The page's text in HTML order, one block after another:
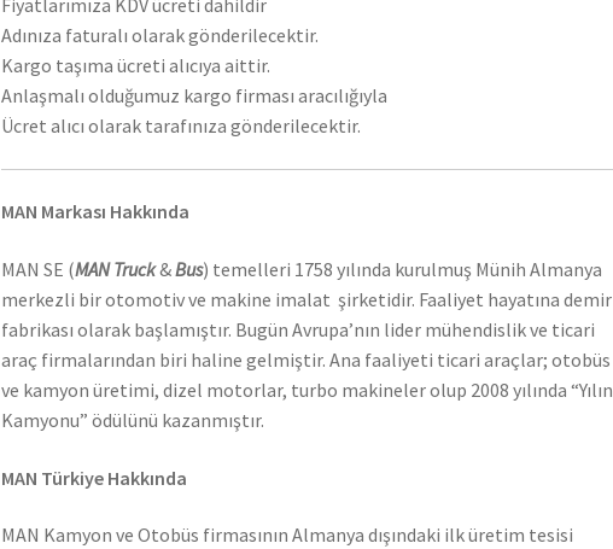
Adınıza faturalı olarak gönderilecektir.
Kargo taşıma ücreti alıcıya aittir.
Anlaşmalı olduğumuz kargo firması aracılığıyla
Ücret alıcı olarak tarafınıza gönderilecektir.
MAN Markası Hakkında
MAN SE (MAN Truck&Bus) temelleri 1758 yılında kurulmuş Münih Almanya
merkezli bir otomotiv ve makine imalat şirketidir. Faaliyet hayatına demir
fabrikası olarak başlamıştır. Bugün Avrupa’nın lider mühendislik ve ticari
araç firmalarından biri haline gelmiştir. Ana faaliyeti ticari araçlar; otobüs
ve kamyon üretimi, dizel motorlar, turbo makineler olup 2008 yılında “Yılın
Kamyonu” ödülünü kazanmıştır.
MAN Türkiye Hakkında
MAN Kamyon ve Otobüs firmasının Almanya dışındaki ilk üretim tesisi